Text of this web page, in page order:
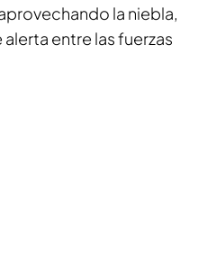
la niebla,
entre las fuerzas